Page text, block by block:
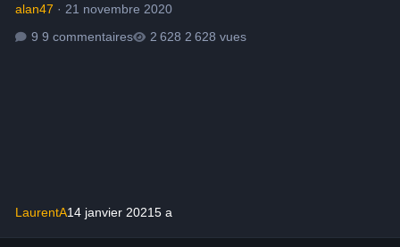
alan47 · 21 novembre 2020
9 commentaires
2 628 vues
LaurentA14 janvier 20215 a